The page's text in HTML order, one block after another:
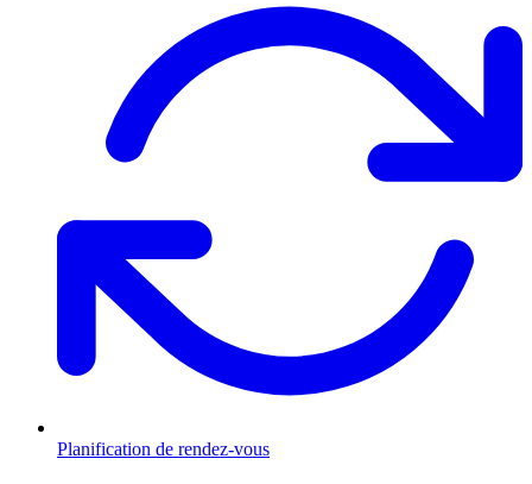
Planification de rendez-vous